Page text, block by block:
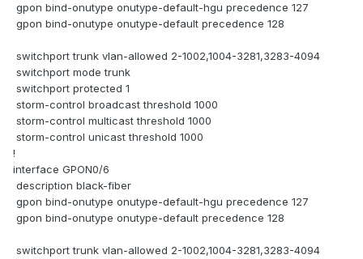
gpon bind-onutype onutype-default-hgu precedence 127
gpon bind-onutype onutype-default precedence 128
switchport trunk vlan-allowed 2-1002,1004-3281,3283-4094
switchport mode trunk
switchport protected 1
storm-control broadcast threshold 1000
storm-control multicast threshold 1000
storm-control unicast threshold 1000
!
interface GPON0/6
description black-fiber
gpon bind-onutype onutype-default-hgu precedence 127
gpon bind-onutype onutype-default precedence 128
switchport trunk vlan-allowed 2-1002,1004-3281,3283-4094